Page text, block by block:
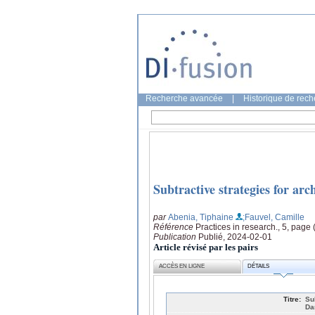
Recherche avancée Historique de
Subtractive strategies for
parAbenia, Tiphaine
;Fauvel, Camille
Référence Practices in research., 5, page
Publication Publié, 2024-02-01
Article révisé par les pairs
ACCÈS EN LIGNE DÉTAILS
Titre: